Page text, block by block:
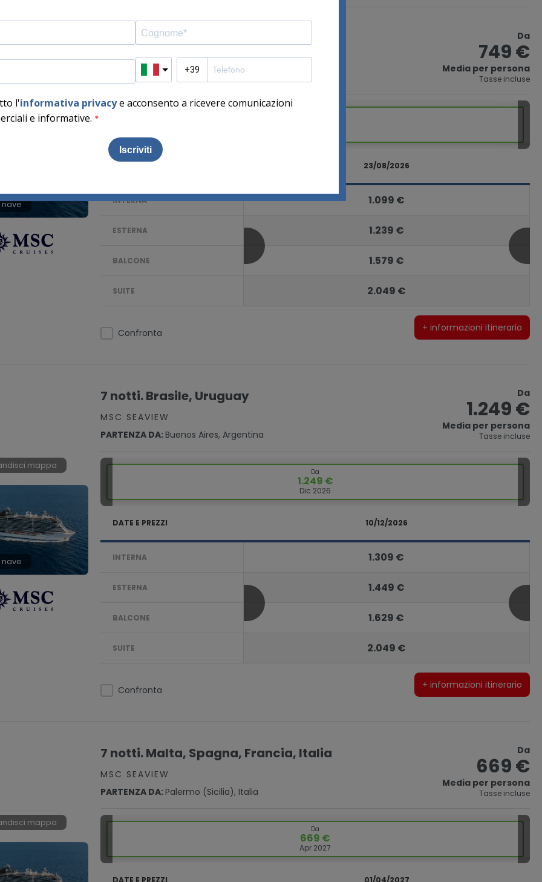
mappa
nave
7 notti. Italia, Spagna, Francia
MSC SEAVIEW
PARTENZA DA:
Da
749 €
Media per persona
Tasse incluse
INTERNA
ESTERNA
BALCONE
SUITE
23/08/2026
1.099 €
1.239 €
1.579 €
2.049 €
Confronta + informazioni itinerario
mappa
7 notti. Brasile, Uruguay
MSC SEAVIEW
PARTENZA DA: Buenos Aires, Argentina
Da
1.249 €
Media per persona
Tasse incluse
Da
1.249 €
Dic 2026
DATE E PREZZI
INTERNA
ESTERNA
BALCONE
SUITE
10/12/2026
1.309 €
1.449 €
1.629 €
2.049 €
Confronta + informazioni itinerario
mappa
7 notti. Malta, Spagna, Francia, Italia
MSC SEAVIEW
PARTENZA DA: Palermo (sicilia), Italia
Da
669 €
Media per persona
Tasse incluse
Da
669 €
Apr 2027
DATE E PREZZI 01/04/2027